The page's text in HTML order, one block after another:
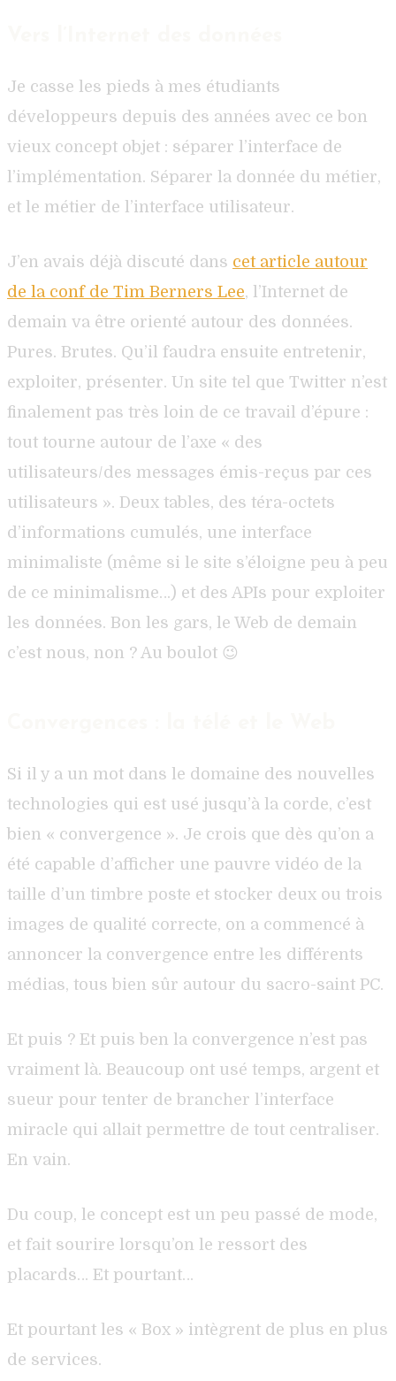
Je casse les pieds à mes étudiants
développeurs depuis des années avec ce bon
vieux concept objet : séparer l’interface de
l’implémentation. Séparer la donnée du métier,
et le métier de l’interface utilisateur.
J’en avais déjà discuté dans cet article autour
de la conf de Tim Berners Lee, l’Internet de
demain va être orienté autour des données.
Pures. Brutes. Qu’il faudra ensuite entretenir,
exploiter, présenter. Un site tel que Twitter n’est
finalement pas très loin de ce travail d’épure :
tout tourne autour de l’axe « des
utilisateurs/des messages émis-reçus par ces
utilisateurs ». Deux tables, des téra-octets
d’informations cumulés, une interface
minimaliste (même si le site s’éloigne peu à peu
de ce minimalisme…) et des APIs pour exploiter
les données. Bon les gars, le Web de demain
c’est nous, non ? Au boulot 😉
Si il y a un mot dans le domaine des nouvelles
technologies qui est usé jusqu’à la corde, c’est
bien « convergence ». Je crois que dès qu’on a
été capable d’afficher une pauvre vidéo de la
taille d’un timbre poste et stocker deux ou trois
images de qualité correcte, on a commencé à
annoncer la convergence entre les différents
médias, tous bien sûr autour du sacro-saint PC.
Et puis ? Et puis ben la convergence n’est pas
vraiment là. Beaucoup ont usé temps, argent et
sueur pour tenter de brancher l’interface
miracle qui allait permettre de tout centraliser.
En vain.
Du coup, le concept est un peu passé de mode,
et fait sourire lorsqu’on le ressort des
placards… Et pourtant…
Et pourtant les « Box » intègrent de plus en plus
de services.